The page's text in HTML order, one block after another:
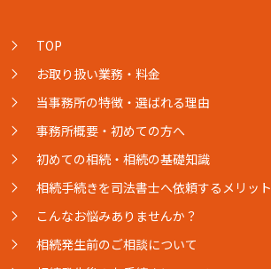
TOP
お取り扱い業務・料金
当事務所の特徴・選ばれる理由
事務所概要・初めての方へ
初めての相続・相続の基礎知識
相続手続きを司法書士へ依頼するメリット
こんなお悩みありませんか？
相続発生前のご相談について